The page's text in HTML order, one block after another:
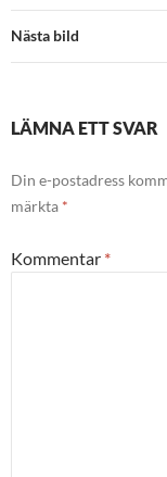
Nästa bild
LÄMNA ETT SVAR
Din e-postadress
märkta *
Kommentar *